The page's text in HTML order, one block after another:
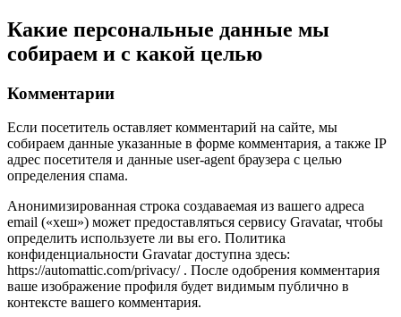
Какие персональные данные мы
собираем и с какой целью
Комментарии
Если посетитель оставляет комментарий на сайте, мы
собираем данные указанные в форме комментария, а также IP
адрес посетителя и данные user-agent браузера с целью
определения спама.
Анонимизированная строка создаваемая из вашего адреса
email («хеш») может предоставляться сервису Gravatar, чтобы
определить используете ли вы его. Политика
конфиденциальности Gravatar доступна здесь:
https://automattic.com/privacy/ . После одобрения комментария
ваше изображение профиля будет видимым публично в
контексте вашего комментария.